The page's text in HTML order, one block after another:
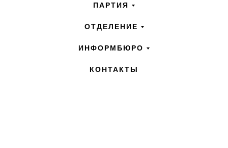
ПАРТИЯ
ОТДЕЛЕНИЕ
ИНФОРМБЮРО
КОНТАКТЫ